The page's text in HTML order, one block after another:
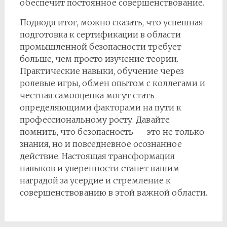
обеспечит постоянное совершенствование.
Подводя итог, можно сказать, что успешная
подготовка к сертификации в области
промышленной безопасности требует
больше, чем просто изучение теории.
Практические навыки, обучение через
ролевые игры, обмен опытом с коллегами и
честная самооценка могут стать
определяющими факторами на пути к
профессиональному росту. Давайте
помнить, что безопасность — это не только
знания, но и повседневное осознанное
действие. Настоящая трансформация
навыков и уверенности станет вашим
наградой за усердие и стремление к
совершенствованию в этой важной области.